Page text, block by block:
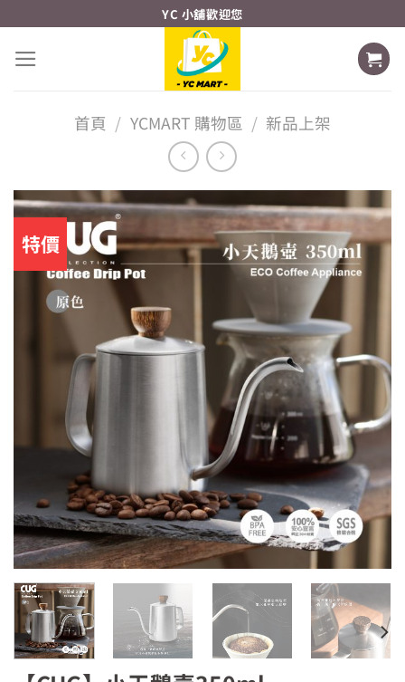
content
YC 小舖歡迎您
首頁 / YCMART 購物區 / 新品上架
特價